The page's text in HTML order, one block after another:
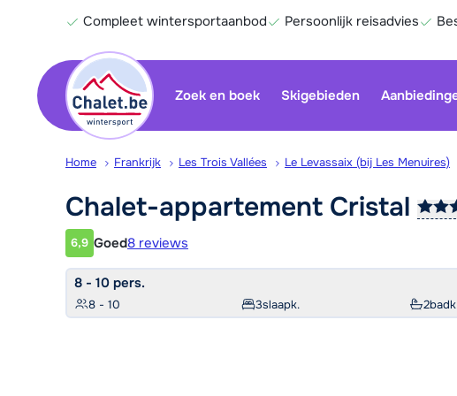
Compleet wintersportaanbod Persoonlijk reisadvies
Zoek en boek Skigebieden
Home Frankrijk Les Trois Vallées Le Levassaix (bij Les Menuires)
Chalet-appartement Cristal
Klantwaardering
6,9 Goed8 reviews
8 - 10 pers.
8 - 10 3slaapk. 2